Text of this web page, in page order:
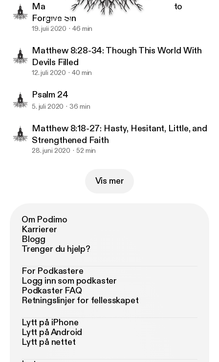
Psalm 24
Reformation Christian Fellowship
Matthew 9:1-8: The King’s Authority to
Forgive Sin
19. juli 2020 46 min
Matthew 8:28-34: Though This World With
Devils Filled
12. juli 2020 40 min
Psalm 24
5. juli 2020 36 min
Matthew 8:18-27: Hasty, Hesitant, Little, and
Strengthened Faith
28. juni 2020 52 min
Vis mer
Om Podimo
Karrierer
Blogg
Trenger du hjelp?
For Podkastere
Logg inn som podkaster
Podkaster FAQ
Retningslinjer for fellesskapet
Lytt på iPhone
Lytt på Android
Lytt på nettet